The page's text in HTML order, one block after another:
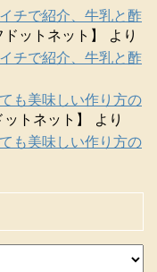
チで紹介、牛乳と酢
ットネット】
より
チで紹介、牛乳と酢
も美味しい作り方の
トネット】
より
も美味しい作り方の